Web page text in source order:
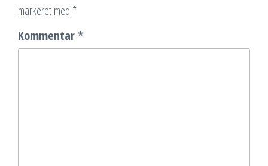
markeret med *
Kommentar*